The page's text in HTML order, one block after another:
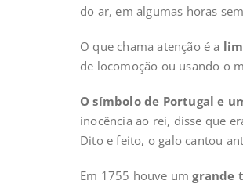
do ar, em algumas horas
O que chama atenção é a
de locomoção ou usando o
O símbolo de Portugal e
inocência ao rei, disse que
Dito e feito, o galo cantou
Em 1755 houve umgrande